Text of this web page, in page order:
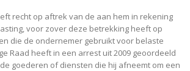
recht op aftrek van de aan hem in rekening
voor zover deze betrekking heeft op
die de ondernemer gebruikt voor belaste
Raad heeft in een arrest uit 2009 geoordeeld
goederen of diensten die hij afneemt om een